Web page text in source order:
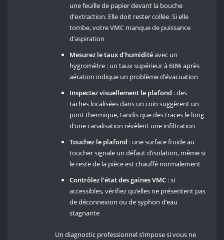
une feuille de papier devant la bouche
d’extraction. Elle doit rester collée. Si elle
tombe, votre VMC manque de puissance
d’aspiration
Mesurez le taux d’humiditéavec un
hygromètre : un taux supérieur à 60% après
aération indique un problème d’évacuation
Inspectez visuellement le plafond : des
taches localisées dans un coin suggèrent un
pont thermique, tandis que des traces le long
d’une canalisation révèlent une infiltration
Touchez le plafond : une surface froide au
toucher signale un défaut d’isolation, même si
le reste de la pièce est chauffé normalement
Contrôlez l’état des gaines VMC : si
accessibles, vérifiez qu’elles ne présentent pas
de déconnexion ou de syphon d’eau
stagnante
Un diagnostic professionnel s’impose si vous ne